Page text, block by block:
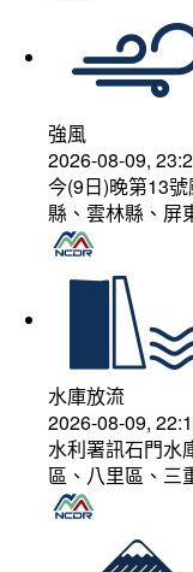
強風
2026-08-09,
今(9日)晚第13
縣、雲林縣、屏
水庫放流
2026-08-09,
水利署訊石門水
區、八里區、三